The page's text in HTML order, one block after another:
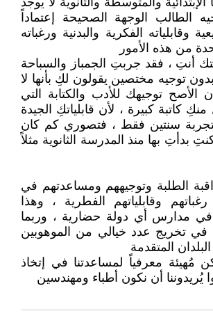
الطالب الوجهة الصحيحة إعتماداً
وقابلياته الفكرية والبدنية ورغباته
من هذه الأمور
أنتِ ، فقد جربتِ الجمباز والسباحة
توجيه مختصين يقولون لكِ بأنها لا
الأصح توجيهك للأدب والكتابة التي
كاتبة كبيرة ، لأن قابلياتكِ الجيدة
سنتين فقط ، فتصوري كم كان
بدأتِ بها منذ المدرسة الثانوية مثلاً
الطلبة وتوجيههم ومساعدتهم في
وقابلياتهم الفطرية ، وهذا
مدارس أي دولة حضارية ، وربما
تخريج عدد خيالي من الموهوبين
المتقدمة
مُهيئة معرفياً لمساعدتنا في إتخاذ
يُريدوننا أن نكون أطباء ومهندسين